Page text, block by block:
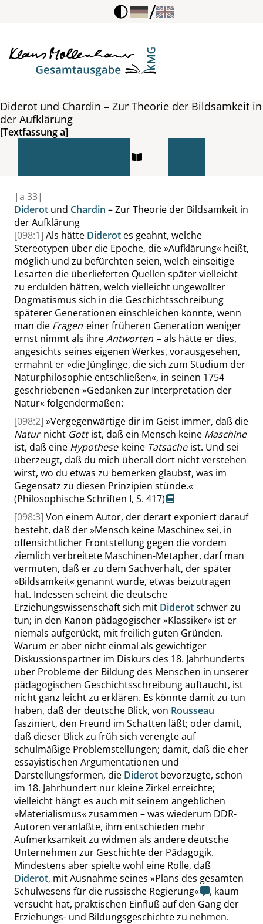
/
Diderot und Chardin – Zur Theorie der Bildsamkeit in
der Aufklärung
[Textfassung a]
|a 33|
Diderot und Chardin – Zur Theorie der Bildsamkeit in
der Aufklärung
[098:1] Als hätte Diderot es geahnt, welche
Stereotypen über die Epoche, die»Aufklärung« heißt,
möglich und zu befürchten seien, welch einseitige
Lesarten die überlieferten Quellen später vielleicht
zu erdulden hätten, welch vielleicht ungewollter
Dogmatismus sich in die Geschichtsschreibung
späterer Generationen einschleichen könnte, wenn
man die Fragen einer früheren Generation weniger
ernst nimmt als ihreAntworten – als hätte er dies,
angesichts seines eigenen Werkes, vorausgesehen,
ermahnt er»die Jünglinge, die sich zum Studium der
Naturphilosophie entschließen«, in seinen 1754
geschriebenen »Gedanken zur Interpretation der
Natur«folgendermaßen:
[098:2] »Vergegenwärtige dir im Geist immer, daß die
Naturnicht Gottist, daß ein Mensch keine Maschine
ist, daß eine Hypothese keine Tatsache ist. Und sei
überzeugt, daß du mich überall dort nicht verstehen
wirst, wo du etwas zu bemerken glaubst, was im
Gegensatz zu diesen Prinzipien stünde.«
(Philosophische Schriften I, S. 417)
[098:3] Von einem Autor, der derart exponiert darauf
besteht, daß der»Mensch keine Maschine«sei, in
offensichtlicher Frontstellung gegen die vordem
ziemlich verbreitete Maschinen-Metapher, darf man
vermuten, daß er zu dem Sachverhalt, der später
»Bildsamkeit« genannt wurde, etwas beizutragen
hat. Indessen scheint die deutsche
Erziehungswissenschaft sich mit Diderotschwer zu
tun; in den Kanon pädagogischer»Klassiker« ist er
niemals aufgerückt, mit freilich guten Gründen.
Warum er aber nicht einmal als gewichtiger
Diskussionspartner im Diskurs des 18. Jahrhunderts
über Probleme der Bildung des Menschen in unserer
pädagogischen Geschichtsschreibung auftaucht, ist
nicht ganz leicht zu erklären. Es könnte damit zu tun
haben, daß der deutsche Blick, von Rousseau
fasziniert, den Freund im Schatten läßt; oder damit,
daß dieser Blick zu früh sich verengte auf
schulmäßige Problemstellungen; damit, daß die eher
essayistischen Argumentationen und
Darstellungsformen, die Diderot bevorzugte, schon
im 18. Jahrhundert nur kleine Zirkel erreichte;
vielleicht hängt es auch mit seinem angeblichen
»Materialismus«zusammen – was wiederum DDR-
Autoren veranlaßte, ihm entschieden mehr
Aufmerksamkeit zu widmen als andere deutsche
Unternehmen zur Geschichte der Pädagogik.
Mindestens aber spielte wohl eine Rolle, daß
Diderot, mit Ausnahme seines »Plans des gesamten
Schulwesens für die russische Regierung«
, kaum
versucht hat, praktischen Einfluß auf den Gang der
Erziehungs- und Bildungsgeschichte zu nehmen.